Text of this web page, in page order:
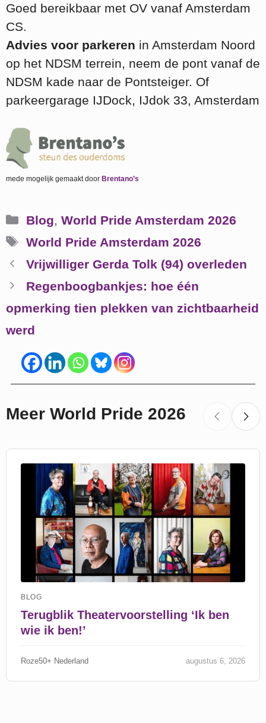
Goed bereikbaar met OV vanaf Amsterdam
CS.
Advies voor parkeren in Amsterdam Noord
op het NDSM terrein, neem de pont vanaf de
NDSM kade naar de Pontsteiger. Of
parkeergarage IJDock, IJdok 33, Amsterdam
mede mogelijk gemaakt door Brentano’s
Categorieën
Blog, World Pride Amsterdam 2026
Tags
World Pride Amsterdam 2026
Vrijwilliger Gerda Tolk (94) overleden
Regenboogbankjes: hoe één
opmerking tien plekken van zichtbaarheid
werd
Meer World Pride 2026
BLOG
Terugblik Theatervoorstelling ‘Ik ben
wie ik ben!’
Roze50+ Nederland augustus 6, 2026